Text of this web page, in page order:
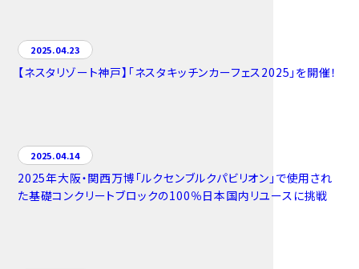
2025.04.23
【ネスタリゾート神戸】「ネスタキッチンカーフェス2025」を開催！
2025.04.14
2025年⼤阪・関⻄万博「ルクセンブルクパビリオン」で使用され
た基礎コンクリートブロックの100％日本国内リユースに挑戦